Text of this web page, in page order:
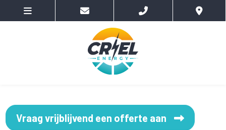
Vraag vrijblijvend een offerte aan